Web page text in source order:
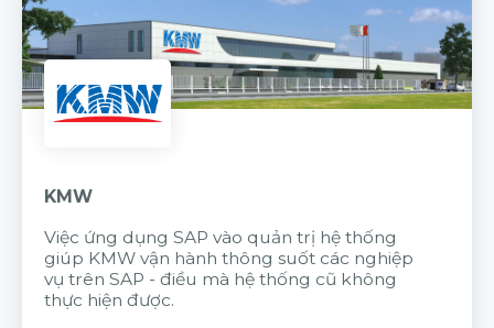
KMW
Việc ứng dụng SAP vào quản trị hệ thống
giúp KMW vận hành thông suốt các nghiệp
vụ trên SAP - điều mà hệ thống cũ không
thực hiện được.